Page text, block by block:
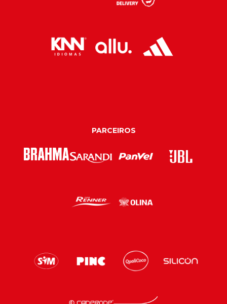
PARCEIROS